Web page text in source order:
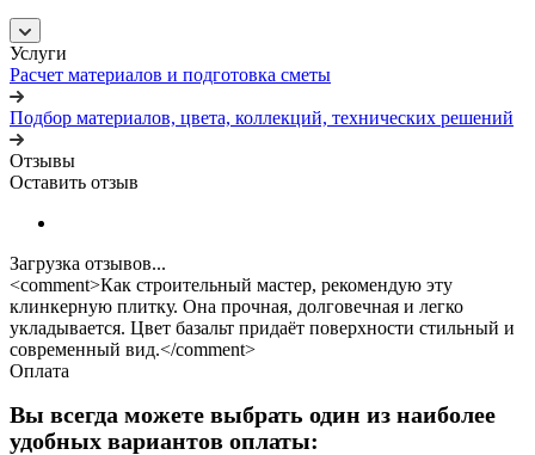
Услуги
Расчет материалов и подготовка сметы
Подбор материалов, цвета, коллекций, технических решений
Отзывы
Оставить отзыв
Загрузка отзывов...
<comment>Как строительный мастер, рекомендую эту
клинкерную плитку. Она прочная, долговечная и легко
укладывается. Цвет базальт придаёт поверхности стильный и
современный вид.</comment>
Оплата
Вы всегда можете выбрать один из наиболее
удобных вариантов оплаты: